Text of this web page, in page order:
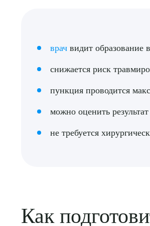
врач видит образование
снижается риск
пункция проводится
можно оценить
не требуется
Как